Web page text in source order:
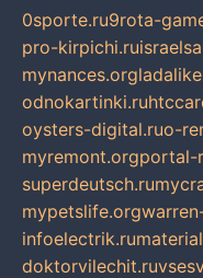
0sporte.ru9rota-
pro-kirpichi.ru
mynances.org
odnokartinki.ru
oysters-digital.ruo-
myremont.orgportal-
superdeutsch.ru
mypetslife.org
infoelectrik.ru
doktorvilechit.ru